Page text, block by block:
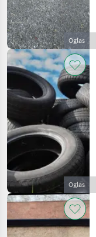
Oglas
Oglas